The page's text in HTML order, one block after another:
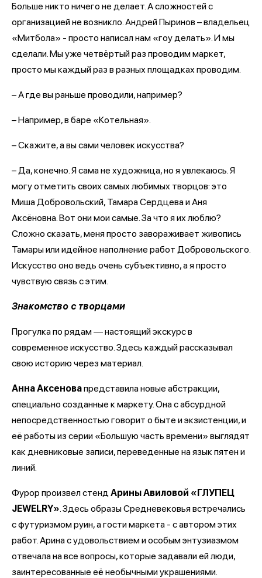
Больше никто ничего не делает. А сложностей с
организацией не возникло. Андрей Пыринов – владельец
«Митбола» - просто написал нам «гоу делать». И мы
сделали. Мы уже четвёртый раз проводим маркет,
просто мы каждый раз в разных площадках проводим.
– А где вы раньше проводили, например?
– Например, в баре «Котельная».
– Скажите, а вы сами человек искусства?
– Да, конечно. Я сама не художница, но я увлекаюсь. Я
могу отметить своих самых любимых творцов: это
Миша Добровольский, Тамара Сердцева и Аня
Аксёновна. Вот они мои самые. За что я их люблю?
Сложно сказать, меня просто завораживает живопись
Тамары или идейное наполнение работ Добровольского.
Искусство оно ведь очень субъективно, а я просто
чувствую связь с этим.
Знакомство с творцами
Прогулка по рядам — настоящий экскурс в
современное искусство. Здесь каждый рассказывал
свою историю через материал.
Анна Аксеновапредставила новые абстракции,
специально созданные к маркету. Она с абсурдной
непосредственностью говорит о быте и экзистенции, и
её работы из серии «Большую часть времени» выглядят
как дневниковые записи, переведенные на язык пятен и
линий.
Фурор произвел стендАрины Авиловой «ГЛУПЕЦ
JEWELRY». Здесь образы Средневековья встречались
с футуризмом руин, а гости маркета - с автором этих
работ. Арина с удовольствием и особым энтузиазмом
отвечала на все вопросы, которые задавали ей люди,
заинтересованные её необычными украшениями.